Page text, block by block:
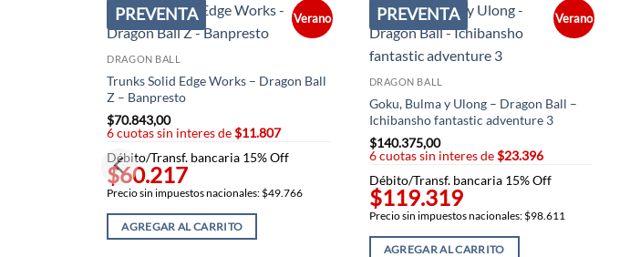
PREVENTA Verano
DRAGON BALL
Trunks Solid Edge Works – Dragon Ball
Z – Banpresto
$70.843,00
6 cuotas sin interes de$11.807
Débito/Transf. bancaria 15% Off
$60.217
Precio sin impuestos nacionales: $49.766
AGREGAR AL CARRITO
PREVENTA Verano
DRAGON BALL
Goku, Bulma y Ulong – Dragon Ball –
Ichibansho fantastic adventure 3
$140.375,00
6 cuotas sin interes de$23.396
Débito/Transf. bancaria 15% Off
$119.319
Precio sin impuestos nacionales: $98.611
AGREGAR AL CARRITO